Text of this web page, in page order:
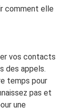
comment elle
vos contacts
des appels.
temps pour
pas et
une